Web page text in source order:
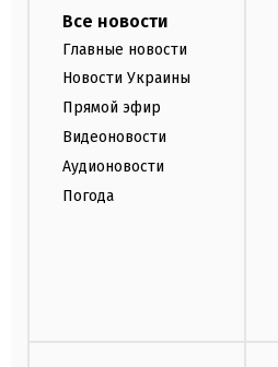
Все новости
Главные новости
Новости Украины
Прямой эфир
Видеоновости
Аудионовости
Погода